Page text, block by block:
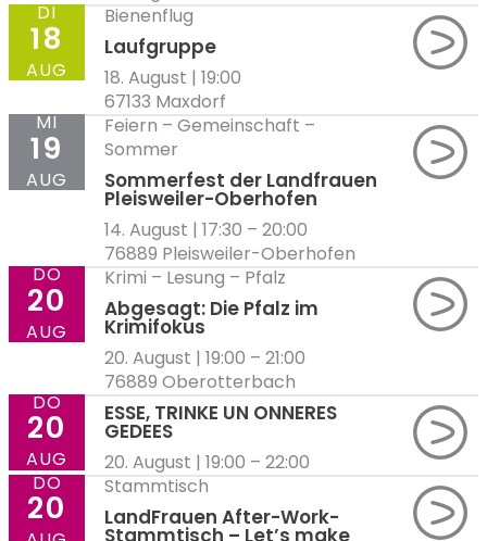
Laufgruppe
Bienenflug
18. August | 19:00
67133 Maxdorf
DI
18
AUG
Sommerfest der Landfrauen
Pleisweiler-Oberhofen
Feiern – Gemeinschaft –
Sommer
14. August | 17:30 – 20:00
76889 Pleisweiler-Oberhofen
MI
19
AUG
Abgesagt: Die Pfalz im
Krimifokus
Krimi – Lesung – Pfalz
20. August | 19:00 – 21:00
76889 Oberotterbach
DO
20
AUG
ESSE, TRINKE UN ONNERES
GEDEES
20. August | 19:00 – 22:00
DO
20
AUG
LandFrauen After-Work-
Stammtisch – Let’s make
Stammtisch
DO
20